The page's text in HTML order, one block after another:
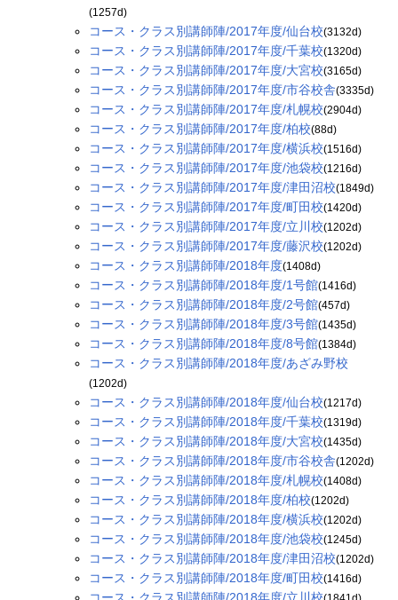
(1257d)
コース・クラス別講師陣/2017年度/仙台校(3132d)
コース・クラス別講師陣/2017年度/千葉校(1320d)
コース・クラス別講師陣/2017年度/大宮校(3165d)
コース・クラス別講師陣/2017年度/市谷校舎(3335d)
コース・クラス別講師陣/2017年度/札幌校(2904d)
コース・クラス別講師陣/2017年度/柏校(88d)
コース・クラス別講師陣/2017年度/横浜校(1516d)
コース・クラス別講師陣/2017年度/池袋校(1216d)
コース・クラス別講師陣/2017年度/津田沼校(1849d)
コース・クラス別講師陣/2017年度/町田校(1420d)
コース・クラス別講師陣/2017年度/立川校(1202d)
コース・クラス別講師陣/2017年度/藤沢校(1202d)
コース・クラス別講師陣/2018年度(1408d)
コース・クラス別講師陣/2018年度/1号館(1416d)
コース・クラス別講師陣/2018年度/2号館(457d)
コース・クラス別講師陣/2018年度/3号館(1435d)
コース・クラス別講師陣/2018年度/8号館(1384d)
コース・クラス別講師陣/2018年度/あざみ野校
(1202d)
コース・クラス別講師陣/2018年度/仙台校(1217d)
コース・クラス別講師陣/2018年度/千葉校(1319d)
コース・クラス別講師陣/2018年度/大宮校(1435d)
コース・クラス別講師陣/2018年度/市谷校舎(1202d)
コース・クラス別講師陣/2018年度/札幌校(1408d)
コース・クラス別講師陣/2018年度/柏校(1202d)
コース・クラス別講師陣/2018年度/横浜校(1202d)
コース・クラス別講師陣/2018年度/池袋校(1245d)
コース・クラス別講師陣/2018年度/津田沼校(1202d)
コース・クラス別講師陣/2018年度/町田校(1416d)